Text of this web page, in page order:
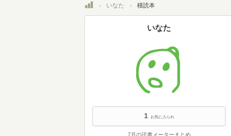
トップいなた 積読本
いなた
1 お気に入られ
7月の読書メーターまとめ